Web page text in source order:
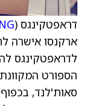
דראפטקינגס (
ארקנסו אישרה
לדראפטקינגס
הספורט
סאות'לנד, בכפוף